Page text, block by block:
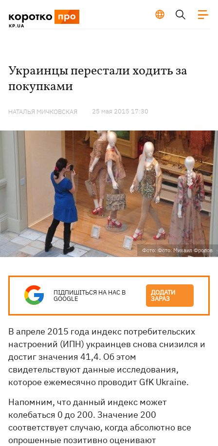
Украинцы перестали ходить за
покупками
НАТАЛЬЯ МИЧКОВСКАЯ 25 мая 2015 17:30
Фото: Фото: Михаил Фролов
ПІДПИШІТЬСЯ НА НАС В
GOOGLE
ДОДАТИ
ЗАРАЗ
В апреле 2015 года индекс потребительских
настроений (ИПН) украинцев снова снизился и
достиг значения 41,4. Об этом
свидетельствуют данные исследования,
которое ежемесячно проводит GfK Ukraine.
Напомним, что данный индекс может
колебаться 0 до 200. Значение 200
соответствует случаю, когда абсолютно все
опрошенные позитивно оценивают